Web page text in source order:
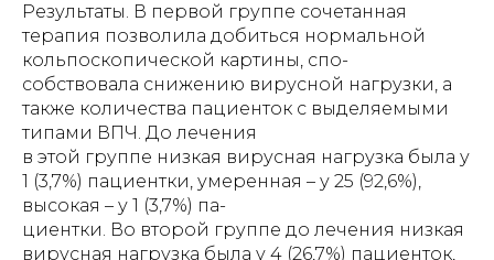
Результаты. В первой группе сочетанная
терапия позволила добиться нормальной
кольпоскопической картины, спо-
собствовала снижению вирусной нагрузки, а
также количества пациенток с выделяемыми
типами ВПЧ. До лечения
в этой группе низкая вирусная нагрузка была у
1 (3,7%) пациентки, умеренная – у 25 (92,6%),
высокая – у 1 (3,7%) па-
циентки. Во второй группе до лечения низкая
вирусная нагрузка была у 4 (26,7%) пациенток,